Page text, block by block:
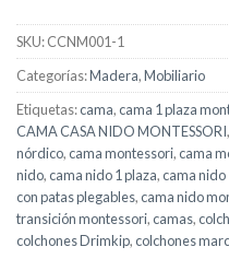
SKU:CCNM001-1
Categorías:Madera,Mobiliario
Etiquetas:cama,cama 1 plaza
CAMA CASA NIDO MONTESSORI,
nórdico,cama montessori,cama
nido,cama nido 1 plaza,cama nido
con patas plegables,cama nido
transición montessori,camas,
colchones Drimkip,colchones